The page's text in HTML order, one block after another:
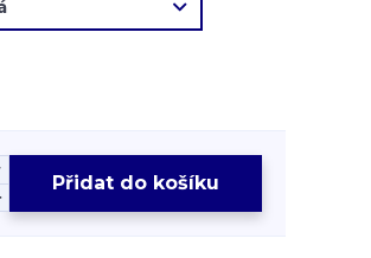
Přidat do košíku